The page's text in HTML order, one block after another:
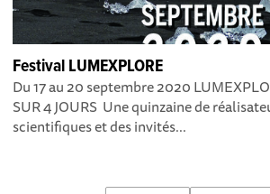
Festival LUMEXPLORE
Du 17 au 20 septembre 2020
SUR 4 JOURS Une quinzaine de
scientifiques et des invités...